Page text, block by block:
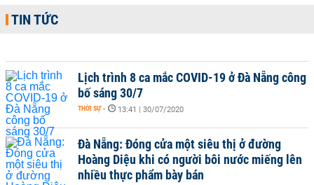
TIN TỨC
Lịch trình 8 ca mắc COVID-19 ở Đà Nẵng công
bố sáng 30/7
THỜI SỰ - 13:41 | 30/07/2020
Đà Nẵng: Đóng cửa một siêu thị ở đường
Hoàng Diệu khi có người bôi nước miếng lên
nhiều thực phẩm bày bán